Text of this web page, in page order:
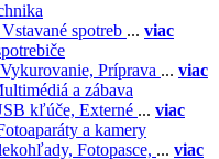
Vstavané spotreb ... viac
Vykurovanie, Príprava ... viac
a zábava
kľúče, Externé ... viac
a kamery
Fotopasce, ... viac